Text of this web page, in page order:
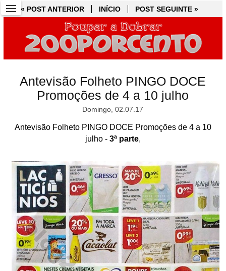
« POST ANTERIOR INÍCIO POST SEGUINTE »
Antevisão Folheto PINGO DOCE
Promoções de 4 a 10 julho
Domingo, 02.07.17
Antevisão Folheto PINGO DOCE Promoções de 4 a 10
julho - 3ª parte,
« POST ANTERIOR INÍCIO POST SEGUINTE »